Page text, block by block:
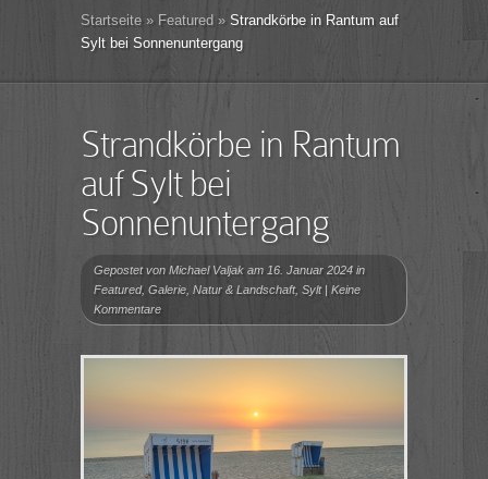
Startseite » Featured » Strandkörbe in Rantum auf
Sylt bei Sonnenuntergang
Strandkörbe in Rantum
auf Sylt bei
Sonnenuntergang
Gepostet von Michael Valjak am 16. Januar 2024 in
Featured, Galerie Natur & Landschaft, Sylt| Keine
Kommentare